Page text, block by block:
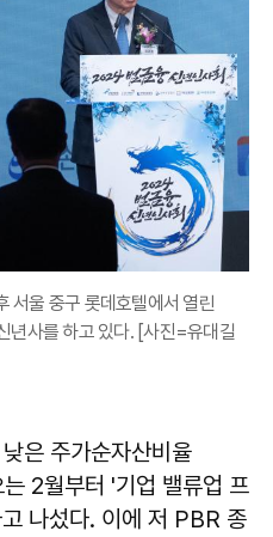
서울 중구 롯데호텔에서 열린
년사를 하고 있다. [사진=유대길
은 주가순자산비율
2월부터 '기업 밸류업 프
나섰다. 이에 저 PBR 종